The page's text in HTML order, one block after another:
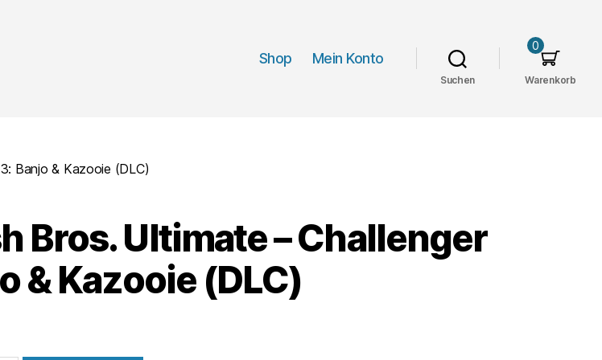
Shop Mein Konto
Suchen Warenkorb
0
Banjo & Kazooie (DLC)
Bros. Ultimate – Challenger
& Kazooie (DLC)